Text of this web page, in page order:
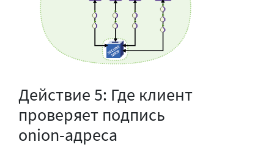
Действие 5: Где клиент
проверяет подпись
onion-адреса